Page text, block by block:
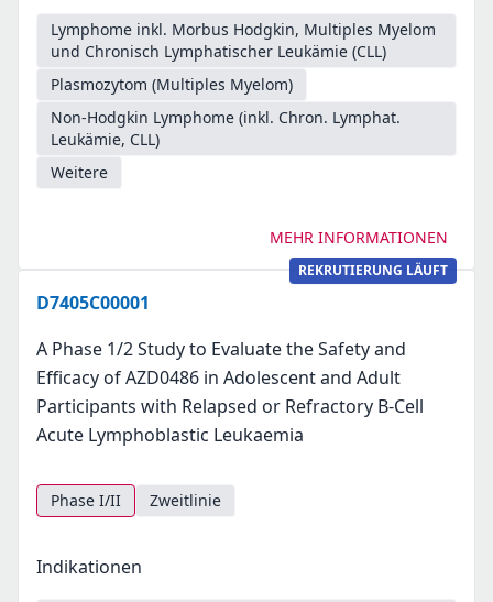
Lymphome inkl. Morbus Hodgkin, Multiples Myelom
und Chronisch Lymphatischer Leukämie (CLL)
Plasmozytom (Multiples Myelom)
Non-Hodgkin Lymphome (inkl. Chron. Lymphat.
Leukämie, CLL)
Weitere
MEHR INFORMATIONEN
REKRUTIERUNG LÄUFT
D7405C00001
A Phase 1/2 Study to Evaluate the Safety and
Efficacy of AZD0486 in Adolescent and Adult
Participants with Relapsed or Refractory B-Cell
Acute Lymphoblastic Leukaemia
Phase I/II Zweitlinie
Indikationen